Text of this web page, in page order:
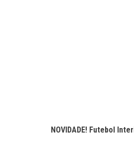
NOVIDADE! Futebol